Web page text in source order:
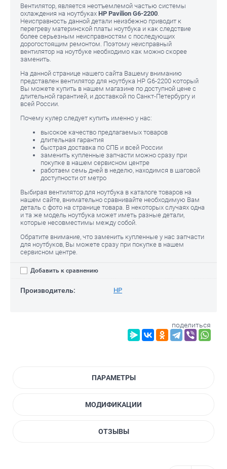
Вентилятор, является неотъемлемой частью системы
охлаждения на ноутбуках HP Pavilion G6-2200
Неисправность данной детали неизбежно приводит к
перегреву материнской платы ноутбука и как следствие
более серьезным неисправностям с последующих
дорогостоящим ремонтом. Поэтому неисправный
вентилятор на ноутбуке необходимо как можно скорее
заменить.
На данной странице нашего сайта Вашему вниманию
представлен вентилятор для ноутбука HP G6-2200 который
Вы можете купить в нашем магазине по доступной цене с
длительной гарантией, и доставкой по Санкт-Петербургу и
всей России.
Почему кулер следует купить именно у нас:
высокое качество предлагаемых товаров
длительная гарантия
быстрая доставка по СПБ и всей России
заменить купленные запчасти можно сразу при
покупке в нашем сервисном центре
работаем семь дней в неделю, находимся в шаговой
доступности от метро
Выбирая вентилятор для ноутбука в каталоге товаров на
нашем сайте, внимательно сравнивайте необходимую Вам
деталь с фото на странице товара. В некоторых случаях одна
и та же модель ноутбука может иметь разные детали,
которые несовместимы между собой.
Обратите внимание, что заменить купленные у нас запчасти
для ноутбуков, Вы можете сразу при покупке в нашем
сервисном центре.
Добавить к сравнению
Производитель: HP
поделиться
ПАРАМЕТРЫ
МОДИФИКАЦИИ
ОТЗЫВЫ